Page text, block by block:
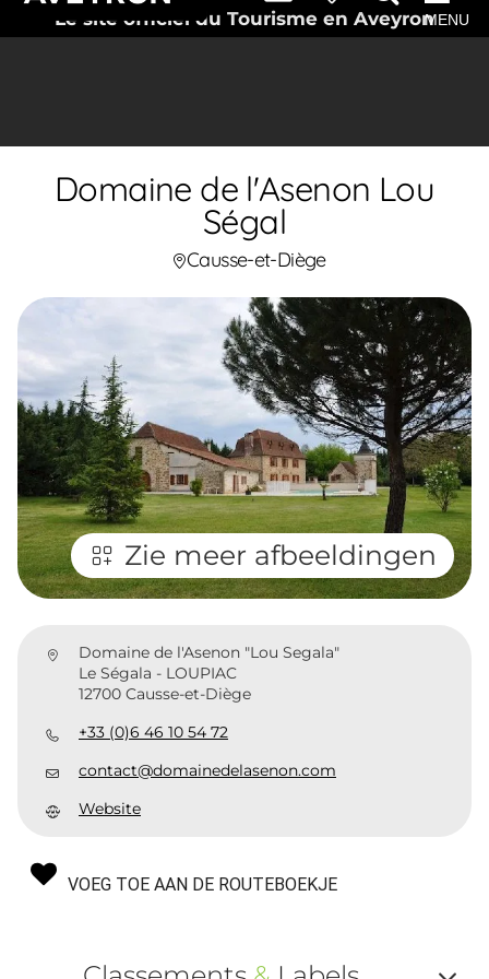
Le site officiel du Tourisme en AveyronMENU
Domaine de l'Asenon Lou
Ségal
Causse-et-Diège
Zie meer afbeeldingen
Domaine de l'Asenon "Lou Segala"
Le Ségala - LOUPIAC
12700 Causse-et-Diège
+33 (0)6 46 10 54 72
contact@domainedelasenon.com
Website
VOEG TOE AAN DE ROUTEBOEKJE